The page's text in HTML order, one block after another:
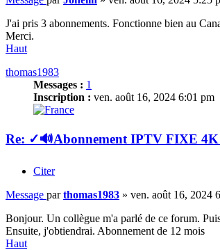
J'ai pris 3 abonnements. Fonctionne bien au
Merci.
Haut
thomas1983
Messages : 1
Inscription : ven. août 16, 2024 6:01 pm
Re: ✓🔊Abonnement IPTV
Citer
Message parthomas1983 » ven. août 16, 2024
Bonjour. Un collègue m'a parlé de ce forum.
Ensuite, j'obtiendrai. Abonnement de 12 mois
Haut